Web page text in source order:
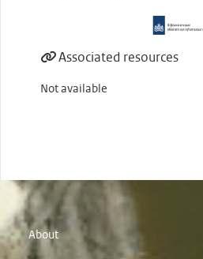
Associated resources
Not available
About